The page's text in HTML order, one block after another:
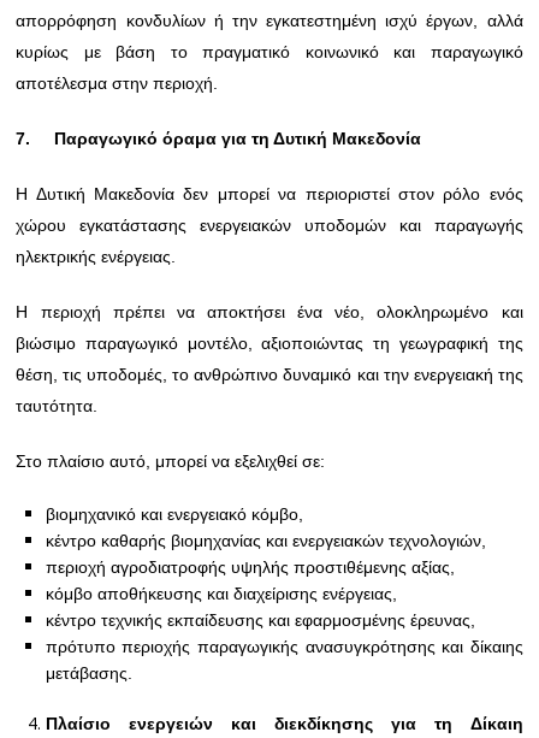
απορρόφηση κονδυλίων ή την εγκατεστημένη ισχύ έργων, αλλά
κυρίως με βάση το πραγματικό κοινωνικό και παραγωγικό
αποτέλεσμα στην περιοχή.
7. Παραγωγικό όραμα για τη Δυτική Μακεδονία
Η Δυτική Μακεδονία δεν μπορεί να περιοριστεί στον ρόλο ενός
χώρου εγκατάστασης ενεργειακών υποδομών και παραγωγής
ηλεκτρικής ενέργειας.
Η περιοχή πρέπει να αποκτήσει ένα νέο, ολοκληρωμένο και
βιώσιμο παραγωγικό μοντέλο, αξιοποιώντας τη γεωγραφική της
θέση, τις υποδομές, το ανθρώπινο δυναμικό και την ενεργειακή της
ταυτότητα.
Στο πλαίσιο αυτό, μπορεί να εξελιχθεί σε:
βιομηχανικό και ενεργειακό κόμβο,
κέντρο καθαρής βιομηχανίας και ενεργειακών τεχνολογιών,
περιοχή αγροδιατροφής υψηλής προστιθέμενης αξίας,
κόμβο αποθήκευσης και διαχείρισης ενέργειας,
κέντρο τεχνικής εκπαίδευσης και εφαρμοσμένης έρευνας,
πρότυπο περιοχής παραγωγικής ανασυγκρότησης και δίκαιης
μετάβασης.
Πλαίσιο ενεργειών και διεκδίκησης για τη Δίκαιη